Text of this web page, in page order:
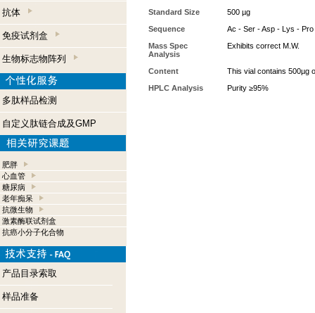
抗体
免疫试剂盒
生物标志物阵列
多肽样品检测
自定义肽链合成及GMP
肥胖
心血管
糖尿病
老年痴呆
抗微生物
激素酶联试剂盒
抗癌小分子化合物
产品目录索取
样品准备
Standard Size
500 µg
Sequence
Ac - Ser - Asp - Lys - Pro
Mass Spec
Analysis
Exhibits correct M.W.
Content
This vial contains 500µg
HPLC Analysis
Purity ≥95%